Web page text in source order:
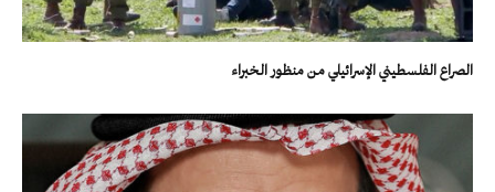
الصراع الفلسطيني الإسرائيلي من منظور الخبراء